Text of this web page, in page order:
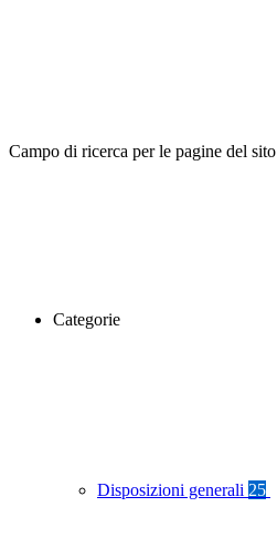
Campo di ricerca per le pagine del sito
Categorie
Disposizioni generali 25